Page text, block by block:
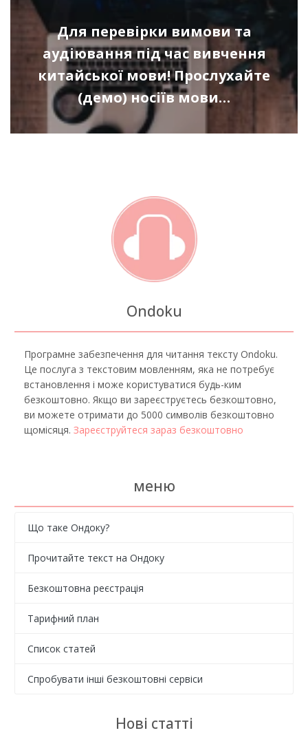
Для перевірки вимови та
аудіювання під час вивчення
китайської мови! Прослухайте
(демо) носіїв мови…
Ondoku
Програмне забезпечення для читання тексту Ondoku.
Це послуга з текстовим мовленням, яка не потребує
встановлення і може користуватися будь-ким
безкоштовно. Якщо ви зареєструєтесь безкоштовно,
ви можете отримати до 5000 символів безкоштовно
щомісяця. Зареєструйтеся зараз безкоштовно
меню
Що таке Ондоку?
Прочитайте текст на Ондоку
Безкоштовна реєстрація
Тарифний план
Список статей
Спробувати інші безкоштовні сервіси
Нові статті